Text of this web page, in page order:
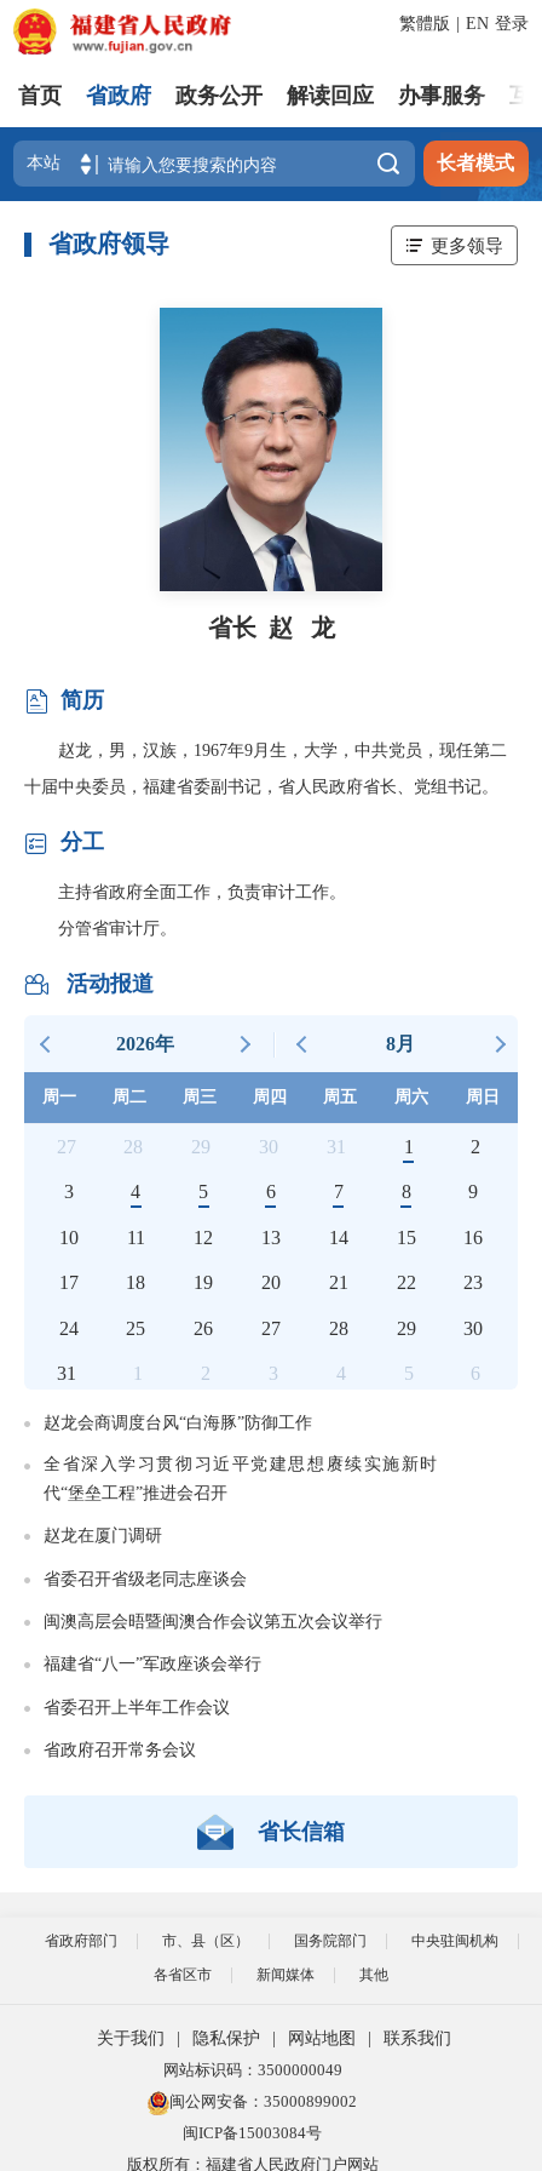
登录
繁體版 EN
首页 省政府 政务公开 解读回应 办事服务 互
 长者模式
省政府领导 更多领导
省长 赵 龙
 简历
赵龙，男，汉族，1967年9月生，大学，中共党员，现任第二
十届中央委员，福建省委副书记，省人民政府省长、党组书记。
 分工
主持省政府全面工作，负责审计工作。
分管省审计厅。
 活动报道
2026年 8月
周一 周二 周三 周四 周五 周六 周日
27 28 29 30 31 1 2
3 4 5 6 7 8 9
10 11 12 13 14 15 16
17 18 19 20 21 22 23
24 25 26 27 28 29 30
31 1 2 3 4 5 6
赵龙会商调度台风“白海豚”防御工作
全省深入学习贯彻习近平党建思想赓续实施新时
代“堡垒工程”推进会召开
赵龙在厦门调研
省委召开省级老同志座谈会
闽澳高层会晤暨闽澳合作会议第五次会议举行
福建省“八一”军政座谈会举行
省委召开上半年工作会议
省政府召开常务会议
省长信箱
省政府部门 市、县（区） 国务院部门
中央驻闽机构
各省区市
新闻媒体 其他
关于我们 隐私保护 网站地图
联系我们
网站标识码：3500000049
闽公网安备：35000899002
闽ICP备15003084号
版权所有：福建省人民政府门户网站